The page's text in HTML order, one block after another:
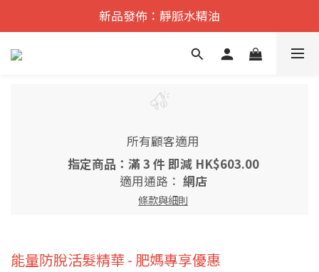
遠紅外舒痛·理療    香港No.1
新品發佈：靜脈水精油
遠紅外舒痛·理療    香港No.1
所有顧客適用
指定商品：滿 3 件 即減 HK$603.00
適用通路： 網店
條款與細則
能量防脫活髮精華 - 肥媽專享優惠